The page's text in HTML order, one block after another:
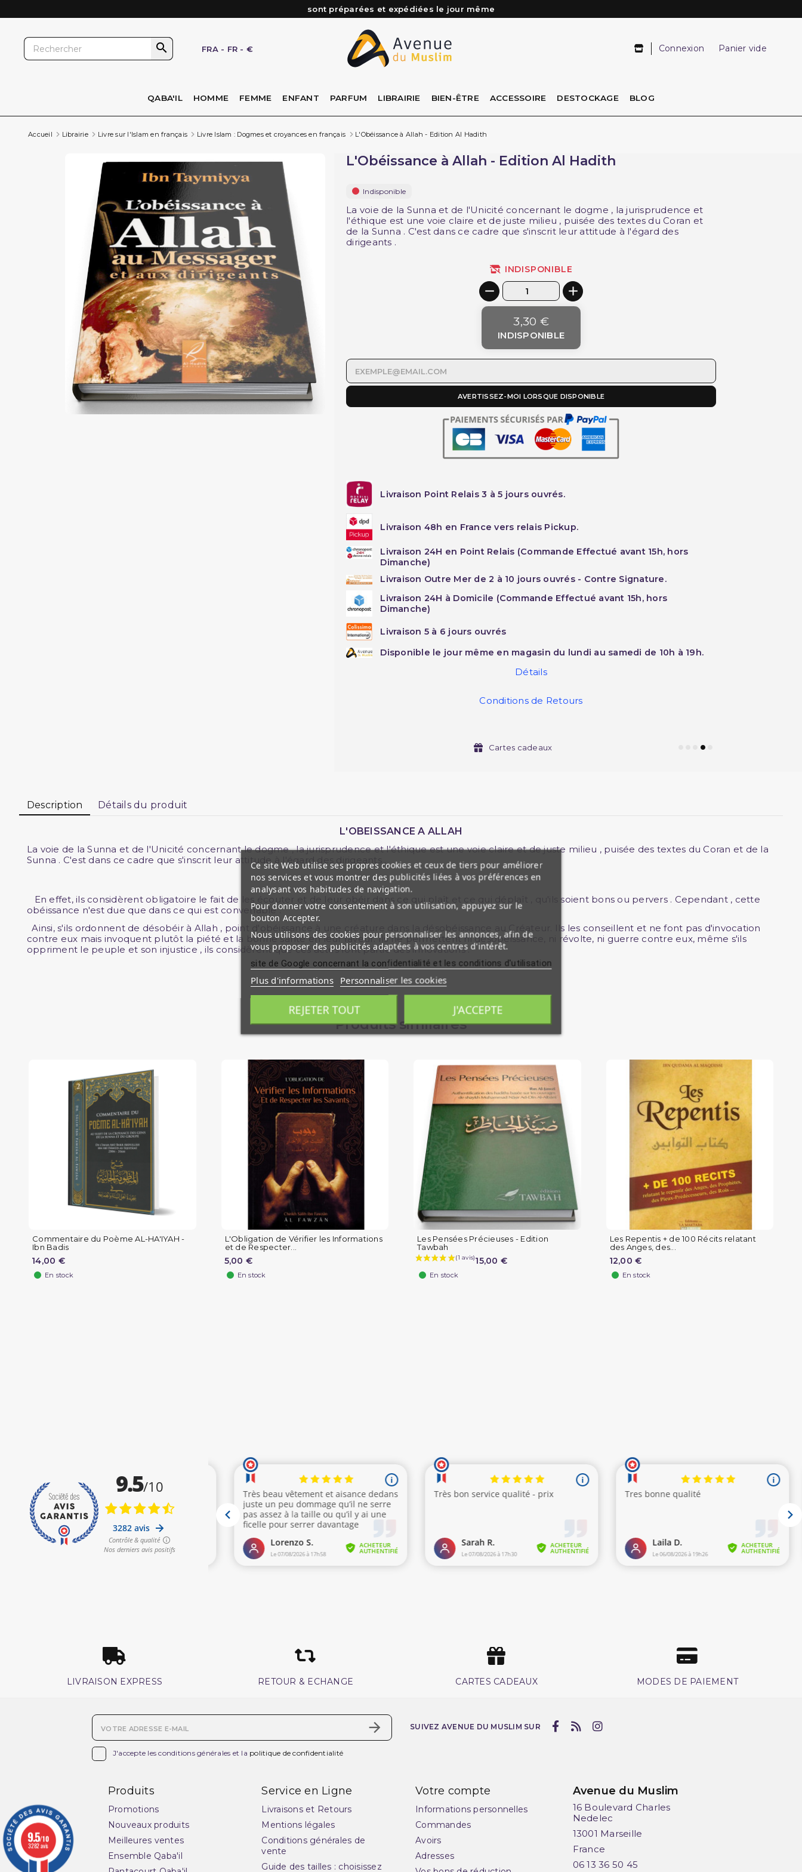
Besoin d'aide ? Retrouvez notre FAQ
Les Commandes passées avant 15h (lun au Vend)
 FRA - FR - € Connexion Panier vide
QABA'IL HOMME FEMME ENFANT PARFUM LIBRAIRIE BIEN-ÊTRE ACCESSOIRE DESTOCKAGE BLOG
Accueil Librairie Livre sur l'Islam en français Livre Islam : Dogmes et croyances en français L'Obéissance à Allah - Edition Al Hadith
L'Obéissance à Allah - Edition Al Hadith
Indisponible
La voie de la Sunna et de l'Unicité concernant le dogme , la jurisprudence et
l'éthique est une voie claire et de juste milieu , puisée des textes du Coran et
de la Sunna . C'est dans ce cadre que s'inscrit leur attitude à l'égard des
dirigeants .
INDISPONIBLE
3,30 €
INDISPONIBLE
AVERTISSEZ-MOI LORSQUE DISPONIBLE
Livraison Point Relais 3 à 5 jours ouvrés.
Livraison 48h en France vers relais Pickup.
Livraison 24H en Point Relais (Commande Effectué avant 15h, hors
Dimanche)
Livraison Outre Mer de 2 à 10 jours ouvrés - Contre Signature.
Livraison 24H à Domicile (Commande Effectué avant 15h, hors
Dimanche)
Livraison 5 à 6 jours ouvrés
Disponible le jour même en magasin du lundi au samedi de 10h à 19h.
Détails
Conditions de Retours
Cartes cadeaux
Description Détails du produit
L'OBEISSANCE A ALLAH
La voie de la Sunna et de l'Unicité concernant le dogme , la jurisprudence et l'éthique est une voie claire et de juste milieu , puisée des textes du Coran et de la
Sunna . C'est dans ce cadre que s'inscrit leur attitude à l'égard des dirigeants .
En effet, ils considèrent obligatoire le fait de les écouter et de leur obéir dans ce qui plaît et ce qui déplaît , qu'ils soient bons ou pervers . Cependant , cette
obéissance n'est due que dans ce qui est convenable .
Ainsi, s'ils ordonnent de désobéir à Allah , point d'obéissance à une créature dans la désobéissance au Créateur. Ils les conseillent et ne font pas d'invocation
contre eux mais invoquent plutôt la piété et la bonne santé en leur faveur. Ils ne permettent ni désobéissance, ni révolte, ni guerre contre eux, même s'ils
oppriment le peuple et son injustice , ils considèrent que ces actes font partie des innovations .
Produits similaires
Commentaire du Poème AL-HA'IYAH -
Ibn Badis
14,00 €
En stock
L'Obligation de Vérifier les Informations
et de Respecter...
5,00 €
En stock
Les Pensées Précieuses - Edition
Tawbah
15,00 €
En stock
Les Repentis + de 100 Récits relatant
des Anges, des...
12,00 €
En stock
LIVRAISON EXPRESS RETOUR & ECHANGE CARTES CADEAUX MODES DE PAIEMENT
J'accepte les conditions générales et la politique de confidentialité
SUIVEZ AVENUE DU MUSLIM SUR
Produits
Promotions
Nouveaux produits
Meilleures ventes
Ensemble Qaba'il
Service en Ligne
Livraisons et Retours
Mentions légales
Conditions générales de
vente
Guide des tailles : choisissez
Votre compte
Informations personnelles
Commandes
Avoirs
Adresses
Avenue du Muslim
16 Boulevard Charles
Nedelec
13001 Marseille
France
06 13 36 50 45
Ce site Web utilise ses propres cookies et ceux de tiers pour améliorer
nos services et vous montrer des publicités liées à vos préférences en
analysant vos habitudes de navigation.
Pour donner votre consentement à son utilisation, appuyez sur le
bouton Accepter.
Nous utilisons des cookies pour personnaliser les annonces, afin de
vous proposer des publicités adaptées à vos centres d'intérêt.
site de Google concernant la confidentialité et les conditions d'utilisation
Plus d'informations Personnaliser les cookies
REJETER TOUT J'ACCEPTE
9.5/10
3282 avis